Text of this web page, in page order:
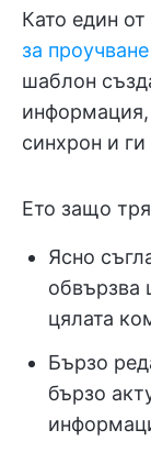
Като един
за
шаблон
синхрон и
Ето защо
Ясно
обвързва
цялата
Бързо
бързо